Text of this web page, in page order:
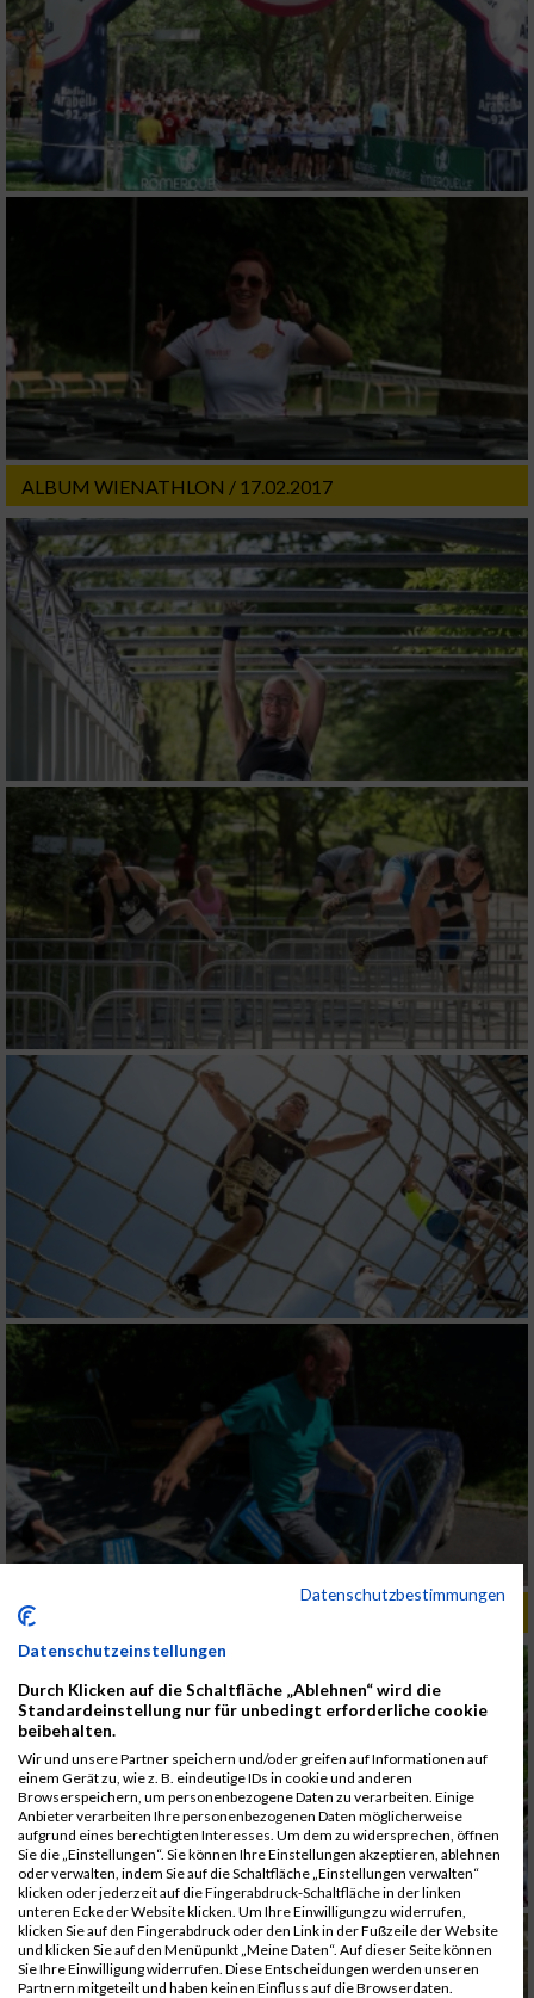
ALBUM WIENATHLON / 17.02.2017
ALBUM WIENATHLON / 10.06.2016
Datenschutzbestimmungen
Datenschutzeinstellungen
Durch Klicken auf die Schaltfläche „Ablehnen“ wird die
Standardeinstellung nur für unbedingt erforderliche cookie
beibehalten.
Wir und unsere Partner speichern und/oder greifen auf Informationen auf
einem Gerät zu, wie z. B. eindeutige IDs in cookie und anderen
Browserspeichern, um personenbezogene Daten zu verarbeiten. Einige
Anbieter verarbeiten Ihre personenbezogenen Daten möglicherweise
aufgrund eines berechtigten Interesses. Um dem zu widersprechen, öffnen
Sie die „Einstellungen“. Sie können Ihre Einstellungen akzeptieren, ablehnen
oder verwalten, indem Sie auf die Schaltfläche „Einstellungen verwalten“
klicken oder jederzeit auf die Fingerabdruck-Schaltfläche in der linken
unteren Ecke der Website klicken. Um Ihre Einwilligung zu widerrufen,
klicken Sie auf den Fingerabdruck oder den Link in der Fußzeile der Website
und klicken Sie auf den Menüpunkt „Meine Daten“. Auf dieser Seite können
Sie Ihre Einwilligung widerrufen. Diese Entscheidungen werden unseren
Partnern mitgeteilt und haben keinen Einfluss auf die Browserdaten.